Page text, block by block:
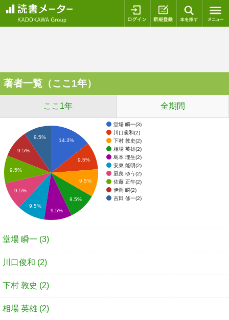
ログイン 新規登録
著者一覧（ここ1年）
ここ1年 全期間
堂場 瞬一(3)
川口俊和(2)
下村 敦史(2)
相場 英雄(2)
島本 理生(2)
安東 能明(2)
凪良 ゆう(2)
佐藤 正午(2)
伊岡 瞬(2)
吉田 修一(2)
14.3%
9.5%
9.5%
9.5%
9.5%
9.5%
9.5%
9.5%
9.5%
9.5%
堂場 瞬一 (3)
川口俊和 (2)
下村 敦史 (2)
相場 英雄 (2)